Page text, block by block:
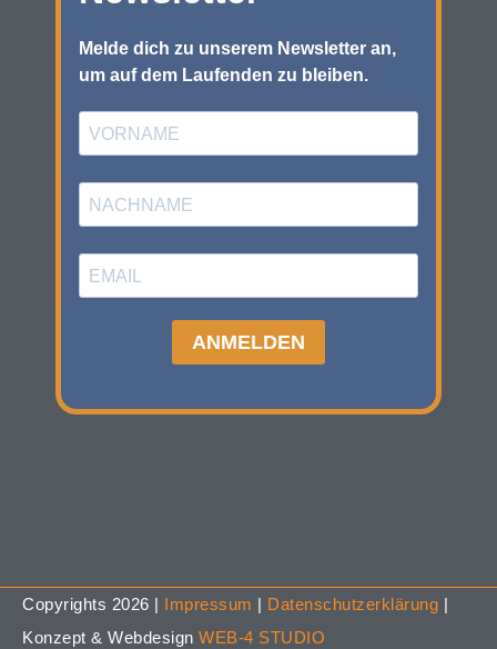
Copyrights 2026 | Impressum | Datenschutzerklärung |
Konzept & Webdesign WEB-4 STUDIO